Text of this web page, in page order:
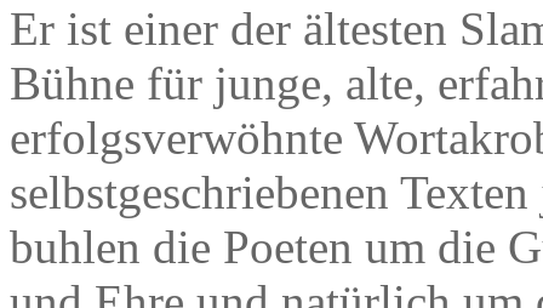
Er ist einer der ältesten
Bühne für junge, alte,
erfolgsverwöhnte
selbstgeschriebenen
buhlen die Poeten um die